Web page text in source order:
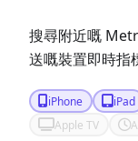
搜尋附近嘅
送嘅裝置即時指
iPhone iPad
Apple TV